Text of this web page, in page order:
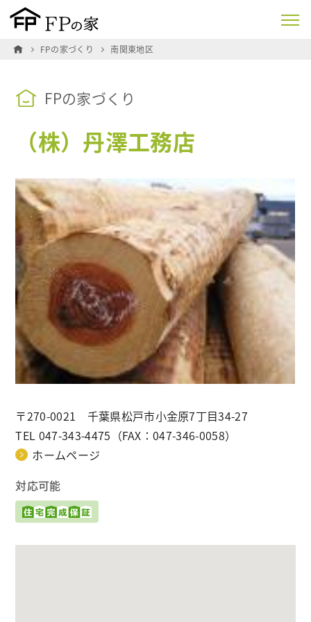
FPの家づくり 南関東地区
FPの家づくり
（株）丹澤工務店
〒270-0021 千葉県松戸市小金原7丁目34-27
TEL 047-343-4475 （FAX：047-346-0058）
ホームページ